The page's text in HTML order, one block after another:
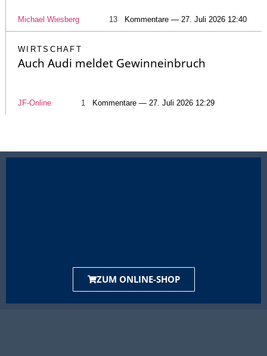
Michael Wiesberg 13 Kommentare — 27. Juli 2026 12:40
WIRTSCHAFT
Auch Audi meldet Gewinneinbruch
JF-Online 1 Kommentare — 27. Juli 2026 12:29
ZUM ONLINE-SHOP